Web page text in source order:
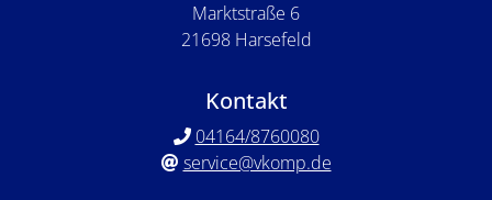
Marktstraße 6
21698 Harsefeld
Kontakt
04164/8760080
service@vkomp.de